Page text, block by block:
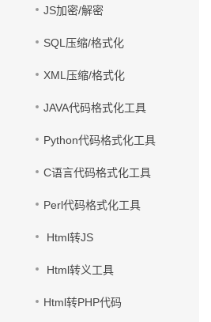
JS加密/解密
SQL压缩/格式化
XML压缩/格式化
JAVA代码格式化工具
Python代码格式化工具
C语言代码格式化工具
Perl代码格式化工具
Html转JS
Html转义工具
Html转PHP代码